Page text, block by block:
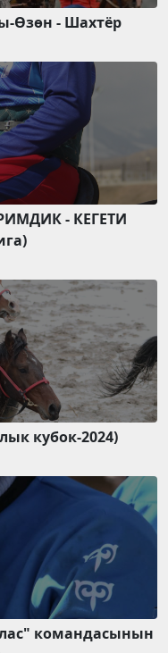
Өзөн - Шахтёр
- КЕГЕТИ
кубок-2024)
командасынын